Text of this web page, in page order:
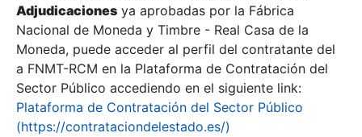
Adjudicaciones ya aprobadas por la Fábrica
Nacional de Moneda y Timbre - Real Casa de la
Moneda, puede acceder al perfil del contratante del
a FNMT-RCM en la Plataforma de Contratación del
Sector Público accediendo en el siguiente link:
Plataforma de Contratación del Sector Público
(https://contrataciondelestado.es/)